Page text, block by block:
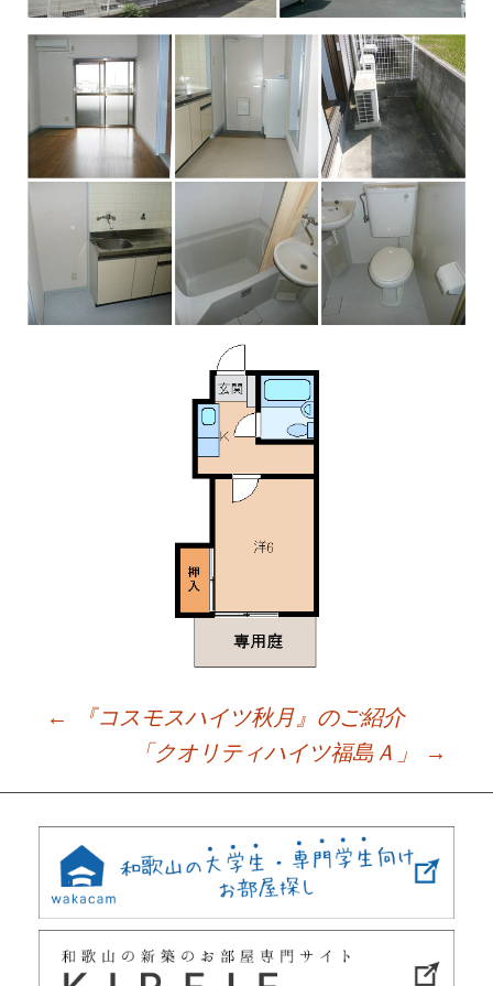
navigation
←
『コスモスハイツ秋月』のご紹介
「クオリティハイツ福島Ａ」
→